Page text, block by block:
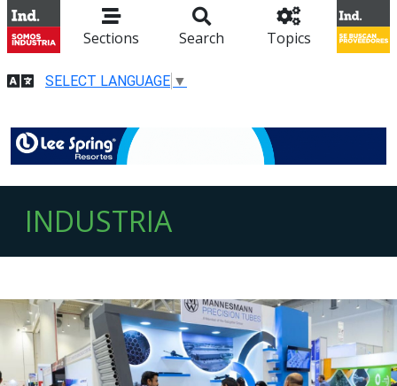
Sections Search Topics
SELECT LANGUAGE ▼
INDUSTRIA